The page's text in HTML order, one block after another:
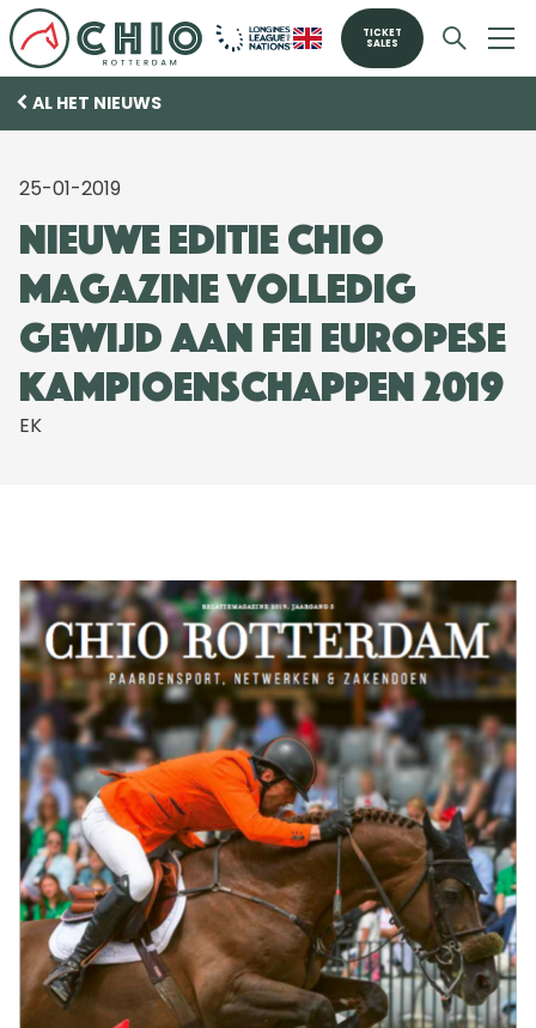
TICKET
SALES
AL HET NIEUWS
25-01-2019
Nieuwe editie CHIO
Magazine volledig
gewijd aan FEI Europese
Kampioenschappen 2019
EK